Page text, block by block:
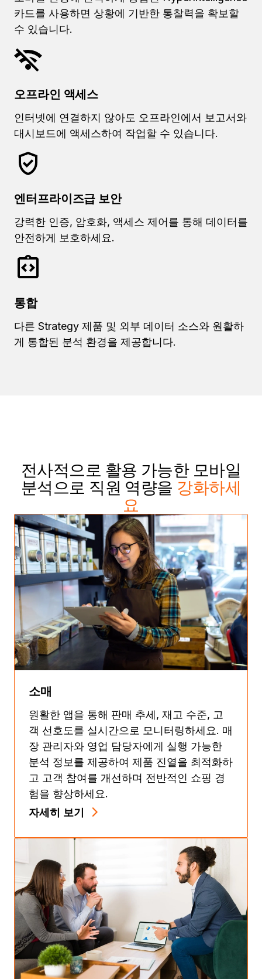
카드를 사용하면 상황에 기반한 통찰력을 확보할
수 있습니다.
오프라인 액세스
인터넷에 연결하지 않아도 오프라인에서 보고서와
대시보드에 액세스하여 작업할 수 있습니다.
엔터프라이즈급 보안
강력한 인증, 암호화, 액세스 제어를 통해 데이터를
안전하게 보호하세요.
통합
다른 Strategy 제품 및 외부 데이터 소스와 원활하
게 통합된 분석 환경을 제공합니다.
전사적으로 활용 가능한 모바일
분석으로 직원 역량을 강화하세
요
소매
원활한 앱을 통해 판매 추세, 재고 수준, 고
객 선호도를 실시간으로 모니터링하세요. 매
장 관리자와 영업 담당자에게 실행 가능한
분석 정보를 제공하여 제품 진열을 최적화하
고 고객 참여를 개선하며 전반적인 쇼핑 경
험을 향상하세요.
자세히 보기